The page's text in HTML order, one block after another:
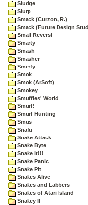
Sludge
Slurp
Smack (Curzon, R.)
Smack (Future Design
Small Reversi
Smarty
Smash
Smasher
Smerfy
Smok
Smok (ArSoft)
Smokey
Smuffies' World
Smurf!
Smurf Hunting
Smus
Snafu
Snake Attack
Snake Byte
Snake It!!!
Snake Panic
Snake Pit
Snakes Alive
Snakes and Labbers
Snakes of Atari Island
Snakey II